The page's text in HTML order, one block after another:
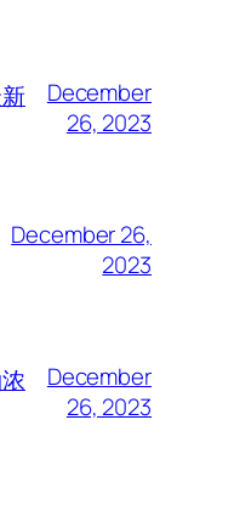
December
26, 2023
December 26,
2023
December
26, 2023